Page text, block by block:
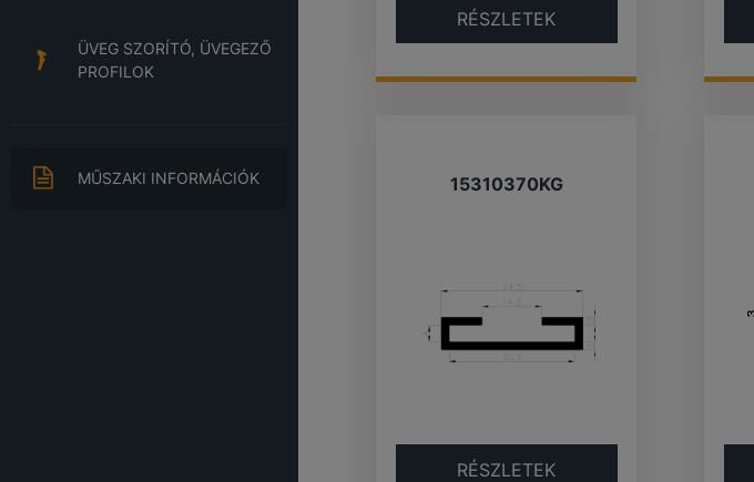
ÜVEG SZORÍTÓ, ÜVEGEZŐ
PROFILOK
MŰSZAKI INFORMÁCIÓK
RÉSZLETEK
15310370KG
RÉSZLETEK